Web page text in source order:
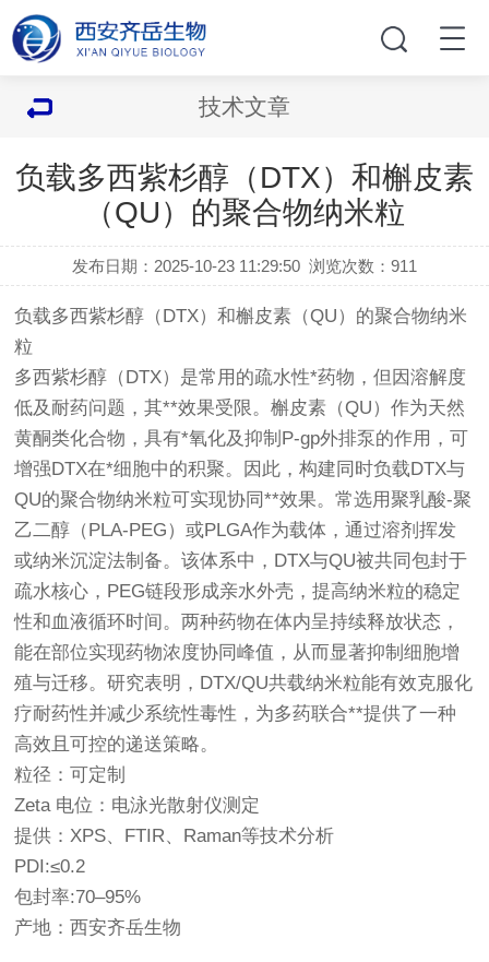
技术文章
负载多西紫杉醇（DTX）和槲皮素
（QU）的聚合物纳米粒
发布日期：2025-10-23 11:29:50 浏览次数：911
负载多西紫杉醇（DTX）和槲皮素（QU）的聚合物纳米
粒
多西紫杉醇（DTX）是常用的疏水性*药物，但因溶解度
低及耐药问题，其**效果受限。槲皮素（QU）作为天然
黄酮类化合物，具有*氧化及抑制P-gp外排泵的作用，可
增强DTX在*细胞中的积聚。因此，构建同时负载DTX与
QU的聚合物纳米粒可实现协同**效果。常选用聚乳酸-聚
乙二醇（PLA-PEG）或PLGA作为载体，通过溶剂挥发
或纳米沉淀法制备。该体系中，DTX与QU被共同包封于
疏水核心，PEG链段形成亲水外壳，提高纳米粒的稳定
性和血液循环时间。两种药物在体内呈持续释放状态，
能在部位实现药物浓度协同峰值，从而显著抑制细胞增
殖与迁移。研究表明，DTX/QU共载纳米粒能有效克服化
疗耐药性并减少系统性毒性，为多药联合**提供了一种
高效且可控的递送策略。
粒径：可定制
Zeta 电位：电泳光散射仪测定
提供：XPS、FTIR、Raman等技术分析
PDI:≤0.2
包封率:70–95%
产地：西安齐岳生物